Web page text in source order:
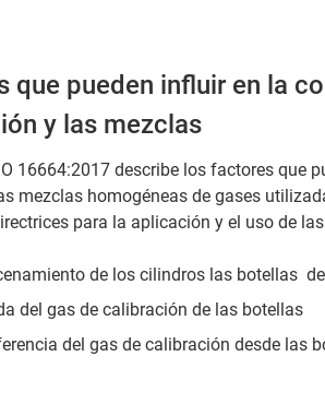
que pueden influir en la
y las mezclas
16664:2017 describe los factores que
mezclas homogéneas de gases
para la aplicación y el uso de
de los cilindros las botellas
del gas de calibración de las botellas
del gas de calibración desde las